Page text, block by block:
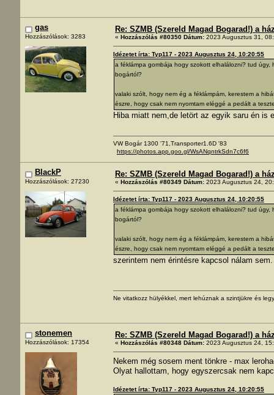
gas
Hozzászólások: 3283
Re: SZMB (Szereld Magad Bogarad!) a
« Hozzászólás #80350 Dátum: 2023 Augusztus 31,
Idézetet írta: Typ117 - 2023 Augusztus 24, 10:20:55
a féklámpa gombája hogy szokott elhalálozni? tud
bogártól?
valaki szólt, hogy nem ég a féklámpám, kerestem a
észre, hogy csak nem nyomtam eléggé a pedált a
Hiba miatt nem,de letört az egyik saru én is
VW Bogár 1300 '71,Transporter1.6D '83
https://photos.app.goo.gl/WsANqntrkSdn7c6f6
BlackP
Hozzászólások: 27230
Re: SZMB (Szereld Magad Bogarad!) a
« Hozzászólás #80349 Dátum: 2023 Augusztus 24,
Idézetet írta: Typ117 - 2023 Augusztus 24, 10:20:55
a féklámpa gombája hogy szokott elhalálozni? tud
bogártól?
valaki szólt, hogy nem ég a féklámpám, kerestem a
észre, hogy csak nem nyomtam eléggé a pedált a
szerintem nem érintésre kapcsol nálam
Ne vitatkozz hülyékkel, mert lehúznak a szintjükre és
stonemen
Hozzászólások: 17354
Re: SZMB (Szereld Magad Bogarad!) a
« Hozzászólás #80348 Dátum: 2023 Augusztus 24,
Nekem még sosem ment tönkre - max
Olyat hallottam, hogy egyszercsak nem
Idézetet írta: Typ117 - 2023 Augusztus 24, 10:20:55